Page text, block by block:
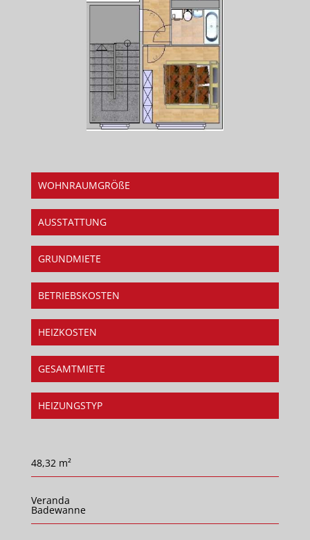
WOHNRAUMGRÖßE
AUSSTATTUNG
GRUNDMIETE
BETRIEBSKOSTEN
HEIZKOSTEN
GESAMTMIETE
HEIZUNGSTYP
48,32 m²
Veranda
Badewanne